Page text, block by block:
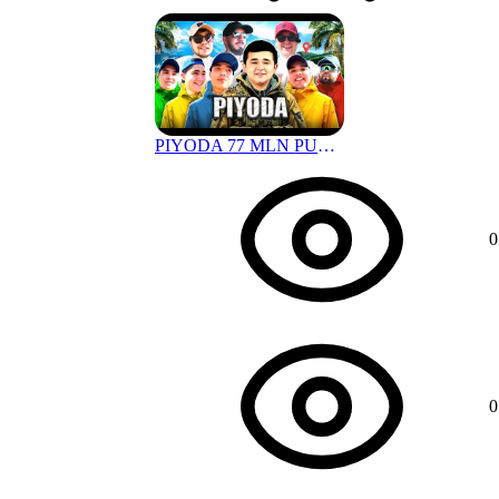
1 г. назад PIYODA 77 MLN PUL KIMGA NASIB QILDI ? | #mittivine
0
0